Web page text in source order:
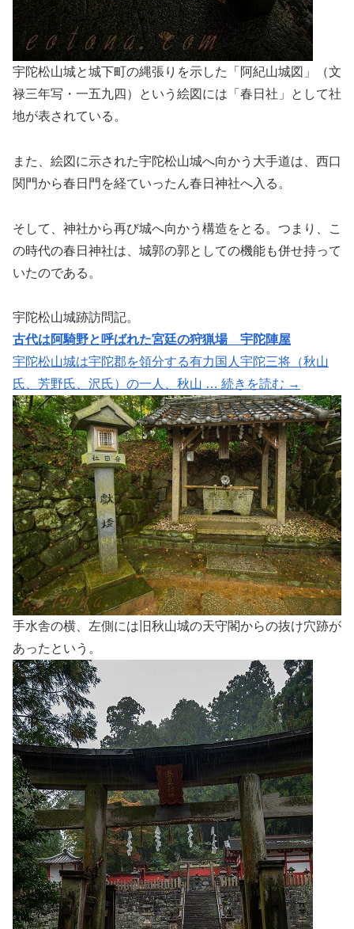
宇陀松山城と城下町の縄張りを示した「阿紀山城図」（文
禄三年写・一五九四）という絵図には「春日社」として社
地が表されている。
また、絵図に示された宇陀松山城へ向かう大手道は、西口
関門から春日門を経ていったん春日神社へ入る。
そして、神社から再び城へ向かう構造をとる。つまり、こ
の時代の春日神社は、城郭の郭としての機能も併せ持って
いたのである。
宇陀松山城跡訪問記。
古代は阿騎野と呼ばれた宮廷の狩猟場 宇陀陣屋
宇陀松山城は宇陀郡を領分する有力国人宇陀三将（秋山
氏、芳野氏、沢氏）の一人、秋山 … 続きを読む →
手水舎の横、左側には旧秋山城の天守閣からの抜け穴跡が
あったという。